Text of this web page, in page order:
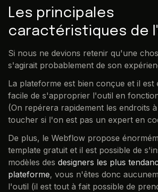
Les principales
caractéristiques de
Si nous ne devions retenir qu'une
s'agirait probablement de son
La plateforme est bien conçue et il est
facile de s'approprier l'outil en
(On repérera rapidement les endroits
toucher si l'on est pas un expert en
De plus, le Webflow propose
template gratuit et il est possible de
modèles des designers les plus
plateforme, vous n'êtes donc
l'outil (il est tout à fait possible de